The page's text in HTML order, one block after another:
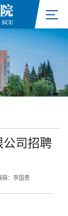
公司招聘
辑：李国勇